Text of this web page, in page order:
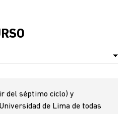
del séptimo ciclo) y
de Lima de todas